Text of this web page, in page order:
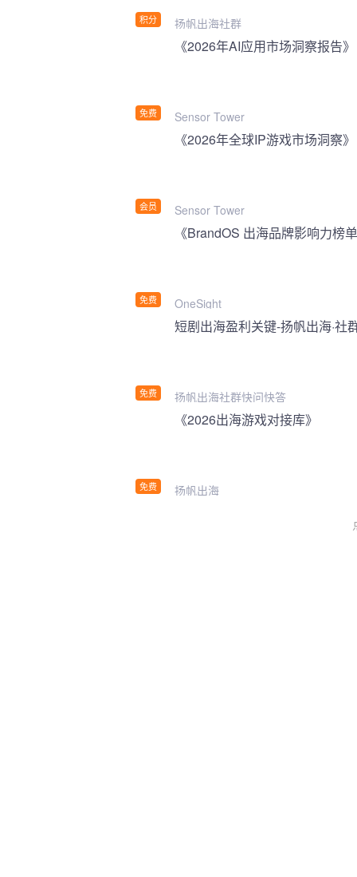
积分 扬帆出海社群
免费
《2026年AI应用市场洞察报告》
Sensor Tower
会员
《2026年全球IP游戏市场洞察》
Sensor Tower
免费
《BrandOS 出海品牌影响力榜
OneSight
免费
短剧出海盈利关键-扬帆出海·社
扬帆出海社群快问快答
免费
《2026出海游戏对接库》
扬帆出海